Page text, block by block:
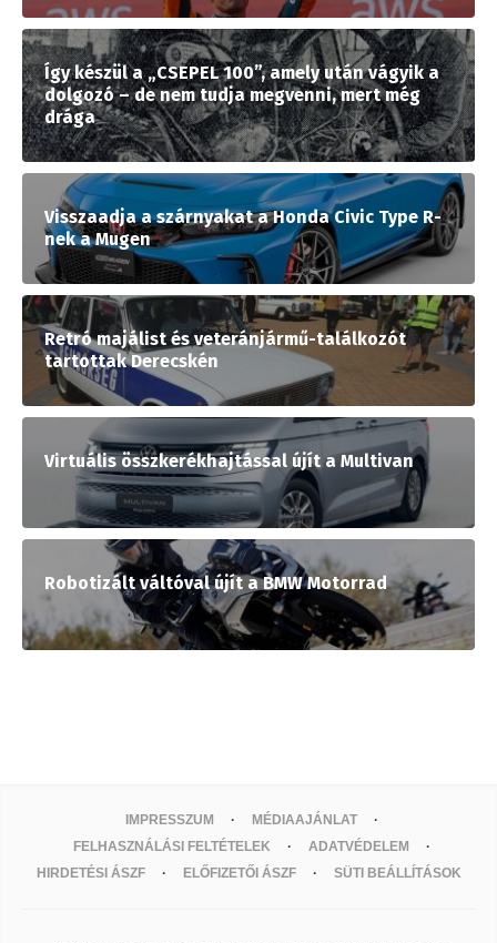
Így készül a „CSEPEL 100”, amely után vágyik a
dolgozó – de nem tudja megvenni, mert még
drága
Visszaadja a szárnyakat a Honda Civic Type R-
nek a Mugen
Retró majálist és veteránjármű-találkozót
tartottak Derecskén
Virtuális összkerékhajtással újít a Multivan
Robotizált váltóval újít a BMW Motorrad
IMPRESSZUM
MÉDIAAJÁNLAT
FELHASZNÁLÁSI FELTÉTELEK
ADATVÉDELEM
HIRDETÉSI ÁSZF
ELŐFIZETŐI ÁSZF SÜTI BEÁLLÍTÁSOK